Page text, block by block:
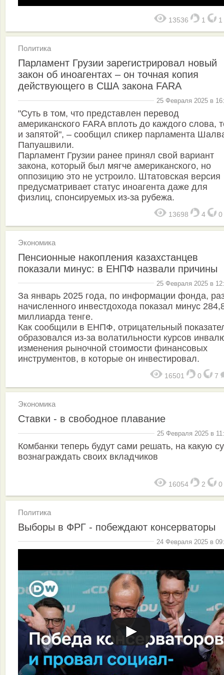
13536 1 1
Политика
Парламент Грузии зарегистрировал новый
закон об иноагентах – он точная копия
действующего в США закона FARA
25 Февраля 2025 в
"Суть в том, что представлен перевод
американского FARA вплоть до каждого слова,
и запятой", – сообщил спикер парламента
Папуашвили.
Парламент Грузии ранее принял свой вариант
закона, который был мягче американского, но
оппозицию это не устроило. Штатовская версия
предусматривает статус иноагента даже для
физлиц, спонсируемых из-за рубежа.
13698 4 0
Экономика
Пенсионные накопления казахстанцев
показали минус: в ЕНПФ назвали причины
25 Февраля 2025 в
За январь 2025 года, по информации фонда,
начисленного инвестдохода показал минус
миллиарда тенге.
Как сообщили в ЕНПФ, отрицательный
образовался из-за волатильности курсов
изменения рыночной стоимости финансовых
инструментов, в которые он инвестировал.
16501 0 7
Экономика
Ставки - в свободное плавание
25 Февраля 2025 в
Комбанки теперь будут сами решать, на какую
вознаграждать своих вкладчиков
16054 2 0
Политика
Выборы в ФРГ - побеждают консерваторы
24 Февраля 2025 в